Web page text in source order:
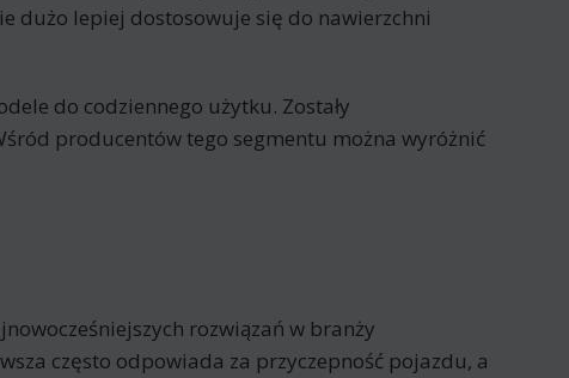
dużo lepiej dostosowuje się do nawierzchni
do codziennego użytku. Zostały
producentów tego segmentu można wyróżnić
rozwiązań w branży
często odpowiada za przyczepność pojazdu, a